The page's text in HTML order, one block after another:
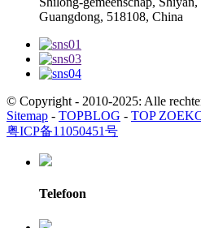
Guangdong, 518108, China
© Copyright - 2010-2025: Alle
Sitemap - TOPBLOG - TOP
粤ICP备11050451号
Telefoon